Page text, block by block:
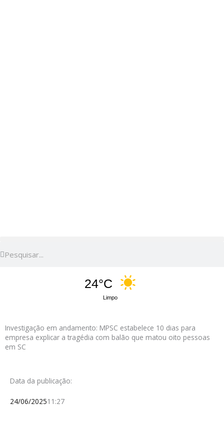
24°C
Limpo
Investigação em andamento: MPSC estabelece 10 dias para
empresa explicar a tragédia com balão que matou oito pessoas
em SC
Data da publicação:
24/06/202511:27